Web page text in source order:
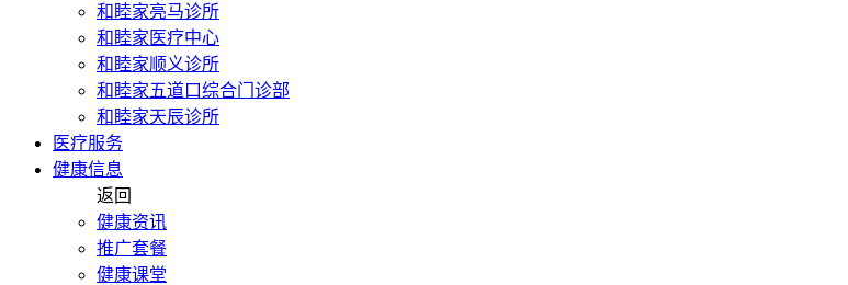
和睦家亮马诊所
和睦家医疗中心
和睦家顺义诊所
和睦家五道口综合门诊部
和睦家天辰诊所
医疗服务
健康信息
返回
健康资讯
推广套餐
健康课堂